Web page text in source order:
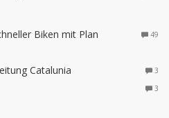
Biken mit Plan 49
Catalunia 3
3